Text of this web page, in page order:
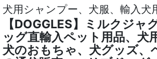
犬用シャンプー、犬服、輸入犬
【DOGGLES】ミルクジャ
ッグ直輸入ペット用品、犬
犬のおもちゃ、犬グッズ、